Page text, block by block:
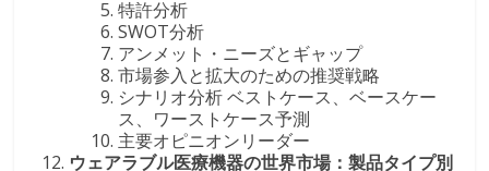
特許分析
SWOT分析
アンメット・ニーズとギャップ
市場参入と拡大のための推奨戦略
シナリオ分析 ベストケース、ベースケー
ス、ワーストケース予測
主要オピニオンリーダー
ウェアラブル医療機器の世界市場：製品タイプ別